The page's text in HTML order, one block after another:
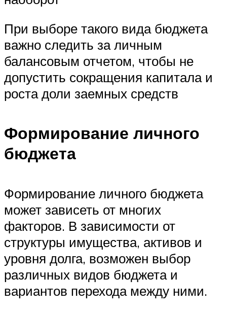
При выборе такого вида бюджета
важно следить за личным
балансовым отчетом, чтобы не
допустить сокращения капитала и
роста доли заемных средств
Формирование личного
бюджета
Формирование личного бюджета
может зависеть от многих
факторов. В зависимости от
структуры имущества, активов и
уровня долга, возможен выбор
различных видов бюджета и
вариантов перехода между ними.